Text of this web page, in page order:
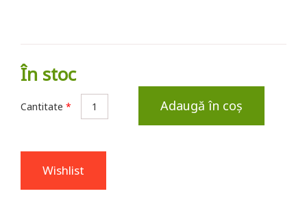
În stoc
Cantitate * Adaugă în coș
Wishlist